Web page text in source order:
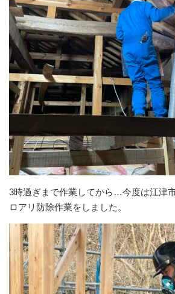
3時過ぎまで作業してから…今度は江津
ロアリ防除作業をしました。